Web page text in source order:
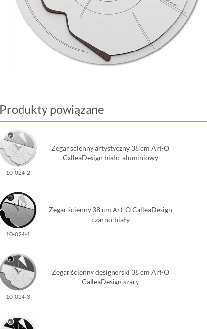
Produkty powiązane
10-024-2
Zegar ścienny artystyczny 38 cm Art-O
CalleaDesign biało-aluminiowy
10-024-1
Zegar ścienny 38 cm Art-O CalleaDesign
czarno-biały
10-024-3
Zegar ścienny designerski 38 cm Art-O
CalleaDesign szary